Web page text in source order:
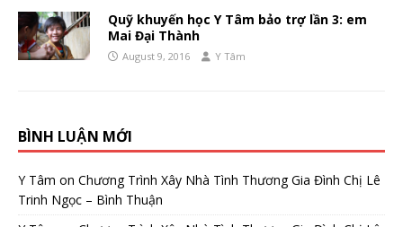
Quỹ khuyến học Y Tâm bảo trợ lần 3: em
Mai Đại Thành
August 9, 2016 Y Tâm
BÌNH LUẬN MỚI
Y Tâm on Chương Trình Xây Nhà Tình Thương Gia Đình Chị Lê
Trinh Ngọc – Bình Thuận